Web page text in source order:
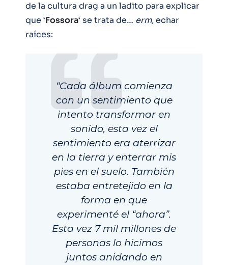
de la cultura drag a un ladito para explicar
que ‘Fossora‘ se trata de… erm,echar
raíces:
“Cada álbum comienza
con un sentimiento que
intento transformar en
sonido, esta vez el
sentimiento era aterrizar
en la tierra y enterrar mis
pies en el suelo. También
estaba entretejido en la
forma en que
experimenté el “ahora”.
Esta vez 7 mil millones de
personas lo hicimos
juntos anidando en